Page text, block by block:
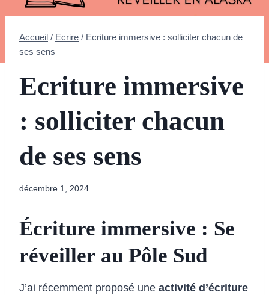
Accueil / Ecrire / Ecriture immersive : solliciter chacun de
ses sens
Ecriture immersive
: solliciter chacun
de ses sens
décembre 1, 2024
Écriture immersive : Se
réveiller au Pôle Sud
J’ai récemment proposé une activité d’écriture